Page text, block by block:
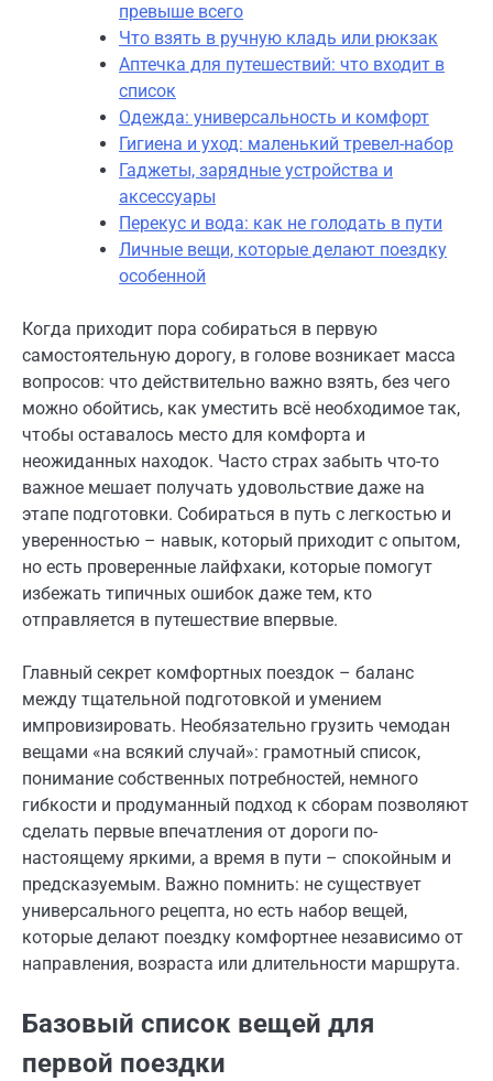
превыше всего
Что взять в ручную кладь или рюкзак
Аптечка для путешествий: что входит в
список
Одежда: универсальность и комфорт
Гигиена и уход: маленький тревел-набор
Гаджеты, зарядные устройства и
аксессуары
Перекус и вода: как не голодать в пути
Личные вещи, которые делают поездку
особенной
Когда приходит пора собираться в первую
самостоятельную дорогу, в голове возникает масса
вопросов: что действительно важно взять, без чего
можно обойтись, как уместить всё необходимое так,
чтобы оставалось место для комфорта и
неожиданных находок. Часто страх забыть что-то
важное мешает получать удовольствие даже на
этапе подготовки. Собираться в путь с легкостью и
уверенностью – навык, который приходит с опытом,
но есть проверенные лайфхаки, которые помогут
избежать типичных ошибок даже тем, кто
отправляется в путешествие впервые.
Главный секрет комфортных поездок – баланс
между тщательной подготовкой и умением
импровизировать. Необязательно грузить чемодан
вещами «на всякий случай»: грамотный список,
понимание собственных потребностей, немного
гибкости и продуманный подход к сборам позволяют
сделать первые впечатления от дороги по-
настоящему яркими, а время в пути – спокойным и
предсказуемым. Важно помнить: не существует
универсального рецепта, но есть набор вещей,
которые делают поездку комфортнее независимо от
направления, возраста или длительности маршрута.
Базовый список вещей для
первой поездки